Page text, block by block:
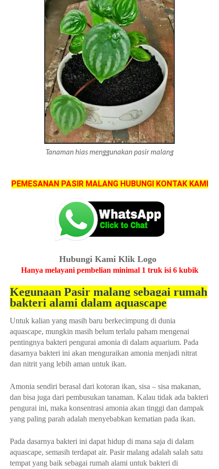
Tanaman hias menggunakan pasir malang
PEMESANAN PASIR MALANG HUBUNGI KONTAK KAMI
Hubungi Kami Klik Logo
Hanya melayani pembelian minimal 1 truk isi 6 kubik
Kegunaan Pasir malang sebagai rumah
bakteri alami dalam aquascape
Untuk kalian yang masih baru berkecimpung di dunia
aquascape, mungkin masih belum terlalu paham mengenai
pentingnya bakteri pengurai amonia di dalam aquarium. Pada
dasarnya bakteri ini akan menguraikan amonia menjadi nitrat
dan nitrit yang lebih aman untuk ikan.
Amonia sendiri berasal dari kotoran ikan, sisa – sisa makanan,
dan bisa juga dari pembusukan tanaman. Kalau tidak ada bakteri
pengurai ini, maka konsentrasi amonia akan tinggi dan dampak
yang paling parah adalah menyebabkan kematian pada ikan.
Pada dasarnya bakteri ini dapat hidup di mana saja di dalam
aquascape, semasih terdapat air. Pasir malang adalah salah satu
tempat yang baik sebagai rumah alami untuk bakteri di